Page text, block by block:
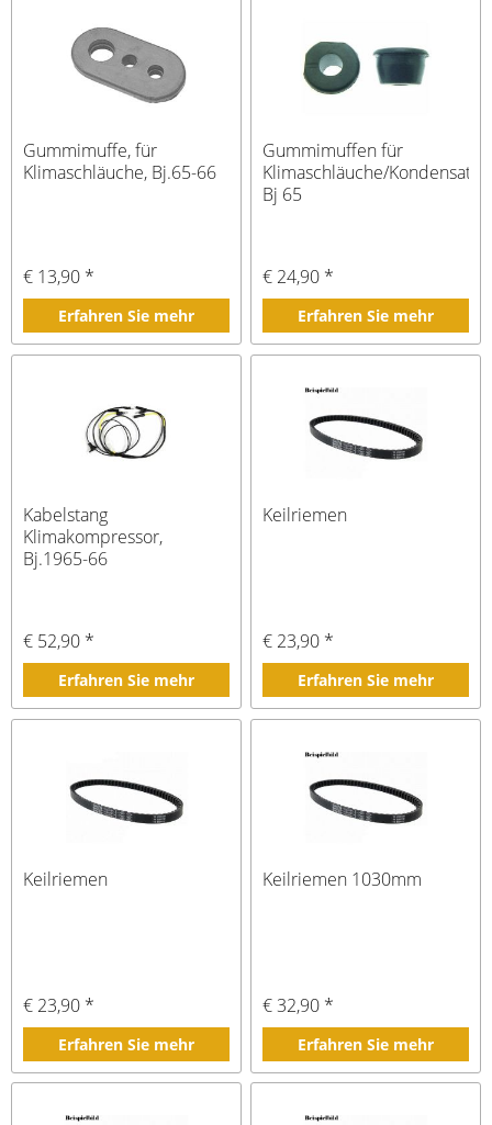
Gummimuffe, für
Klimaschläuche, Bj.65-66
€ 13,90 *
Erfahren Sie mehr
Gummimuffen für
Klimaschläuche/
Bj 65
€ 24,90 *
Erfahren Sie mehr
Kabelstang
Klimakompressor,
Bj.1965-66
€ 52,90 *
Erfahren Sie mehr
Keilriemen
€ 23,90 *
Erfahren Sie mehr
Keilriemen
€ 23,90 *
Erfahren Sie mehr
Keilriemen 1030mm
€ 32,90 *
Erfahren Sie mehr